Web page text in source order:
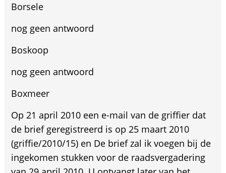
Borsele
nog geen antwoord
Boskoop
nog geen antwoord
Boxmeer
Op 21 april 2010 een e-mail van de griffier dat
de brief geregistreerd is op 25 maart 2010
(griffie/2010/15) en De brief zal ik voegen bij de
ingekomen stukken voor de raadsvergadering